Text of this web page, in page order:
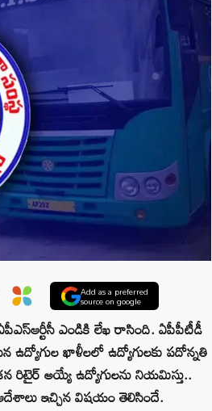
Add as a preferred
source on google
ఎండికి లేఖ రాసింది. ఏపీపీటీడీ
ఉద్యోగుల ఖాళీలలో ఉద్యోగులకు పదోన్నతి
రిటైర్ అయ్యే ఉద్యోగులను నియమిస్తు..
ఇచ్చిన విషయం తెలిసిందే.